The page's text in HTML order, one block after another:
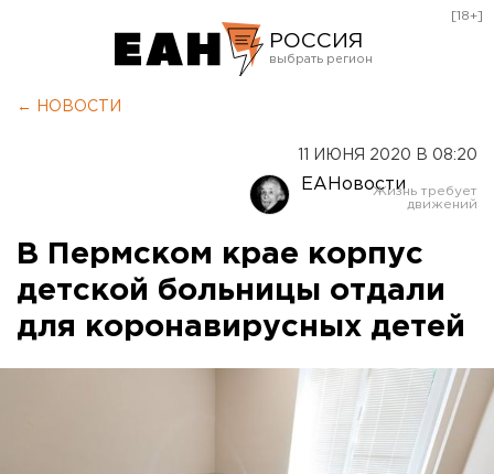
РОССИЯ
Оренбург
[18+]
← НОВОСТИ
11 ИЮНЯ 2020 В 08:20
ЕАНовости
В Пермском крае корпус
детской больницы отдали
для коронавирусных детей